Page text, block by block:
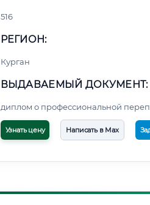
516
РЕГИОН:
Курган
ВЫДАВАЕМЫЙ ДОКУМЕНТ:
диплом о профессиональной
Узнать цену Написать в Max